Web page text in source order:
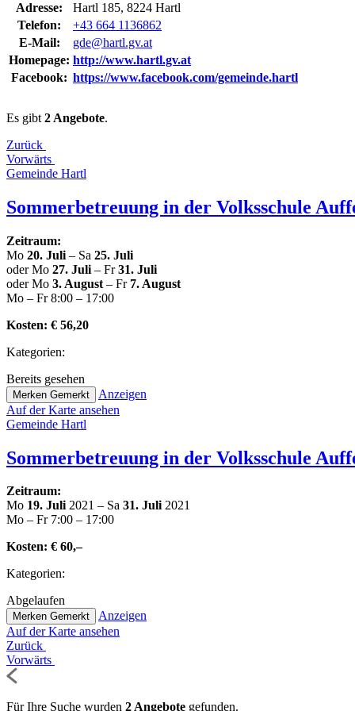
Adresse:
Hartl 185, 8224 Hartl
Telefon:
+43 664 1136862
E‑Mail:
gde@hartl.gv.at
Homepage: http://www.hartl.gv.at
Facebook: https://www.facebook.com/gemeinde.hartl
Es gibt 2 Angebote.
Zurück
Vorwärts
Gemeinde Hartl
Som­mer­be­treu­ung in der Volks­schu­le
Zeitraum:
Mo 20. Juli – Sa 25. Juli
oder Mo 27. Juli – Fr31. Juli
oder Mo 3. August – Fr 7. August
Mo – Fr 8:00 – 17:00
Kosten: € 56,20
Kate­go­rien:
Bereits gesehen
Merken Gemerkt
Anzeigen
Auf der Karte ansehen
Gemeinde Hartl
Som­mer­be­treu­ung in der Volks­schu­le
Zeitraum:
Mo 19. Juli2021 – Sa 31. Juli2021
Mo – Fr 7:00 – 17:00
Kosten: € 60,–
Kate­go­rien:
Abge­lau­fen
Merken Gemerkt
Anzeigen
Auf der Karte ansehen
Zurück
Vorwärts
Für Ihre Suche wurden 2 Angebote gefunden.